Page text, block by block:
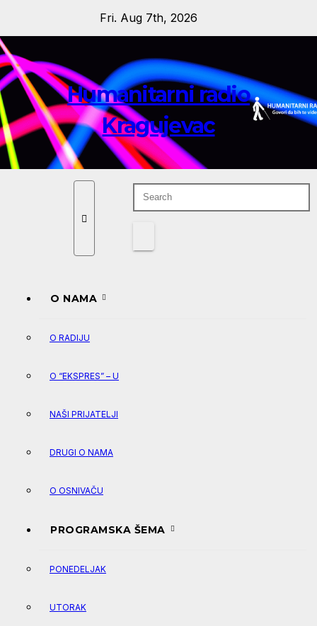
content
Fri. Aug 7th, 2026
Humanitarni radio
Kragujevac
O NAMA
O RADIJU
O “EKSPRES” – U
NAŠI PRIJATELJI
DRUGI O NAMA
O OSNIVAČU
PROGRAMSKA ŠEMA
PONEDELJAK
UTORAK